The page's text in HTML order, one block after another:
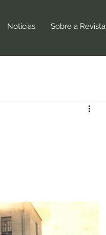
Noticias Sobre a Revista